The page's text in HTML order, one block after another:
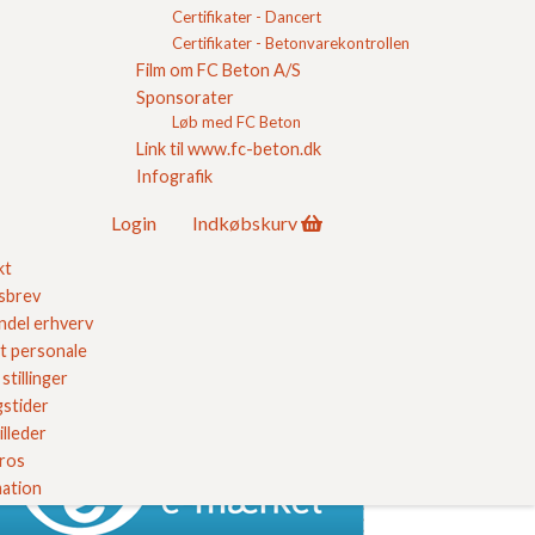
Certifikater - Dancert
Certifikater - Betonvarekontrollen
Film om FC Beton A/S
Sponsorater
Løb med FC Beton
Link til www.fc-beton.dk
Infografik
erhverv
personale
stillinger
Login Indkøbskurv
Luftsporestruktur og frostbestandighed for SCC
Pladsstøbt beton - Frihed til individuelt byggeri
Selvkomptakterende beton - SCC med hvid
Selvkompakterende beton - SCC
Beton og sorte egetræsgulve
kvalitetssikring her